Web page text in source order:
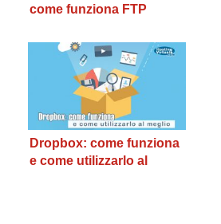
come funziona FTP
Dropbox: come funziona
e come utilizzarlo al